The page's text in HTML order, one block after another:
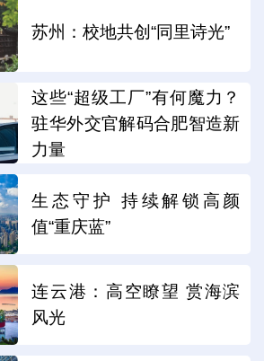
苏州：校地共创“同里诗光”
这些“超级工厂”有何魔力？
驻华外交官解码合肥智造新
力量
生态守护 持续解锁高颜
值“重庆蓝”
连云港：高空瞭望 赏海滨
风光